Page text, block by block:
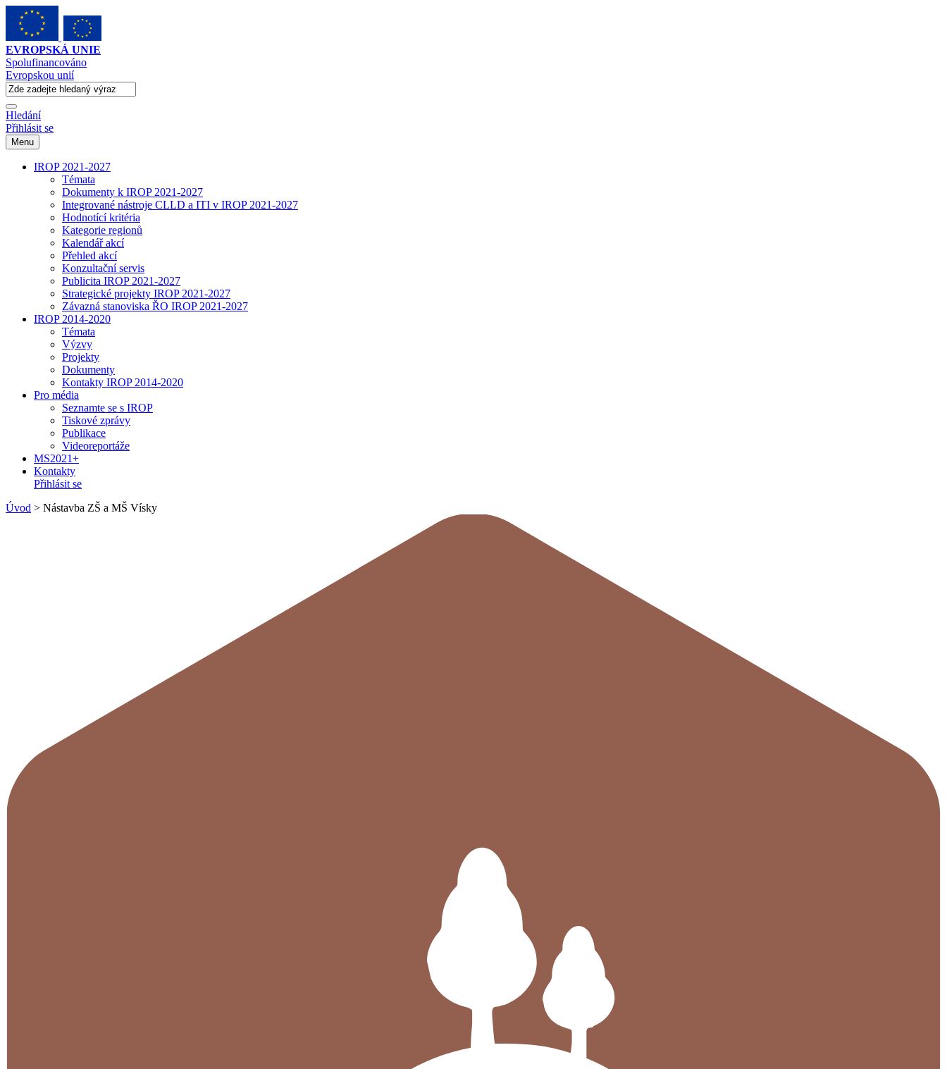
EVROPSKÁ UNIE
Spolufinancováno
Evropskou unií
Hledání
Přihlásit se
Menu
IROP 2021-2027
Témata
Dokumenty k IROP 2021-2027
Integrované nástroje CLLD a ITI v IROP 2021-2027
Hodnotící kritéria
Kategorie regionů
Kalendář akcí
Přehled akcí
Konzultační servis
Publicita IROP 2021-2027
Strategické projekty IROP 2021-2027
Závazná stanoviska ŘO IROP 2021-2027
IROP 2014-2020
Témata
Výzvy
Projekty
Dokumenty
Kontakty IROP 2014-2020
Pro média
Seznamte se s IROP
Tiskové zprávy
Publikace
Videoreportáže
MS2021+
Kontakty
Přihlásit se
Úvod > Nástavba ZŠ a MŠ Vísky